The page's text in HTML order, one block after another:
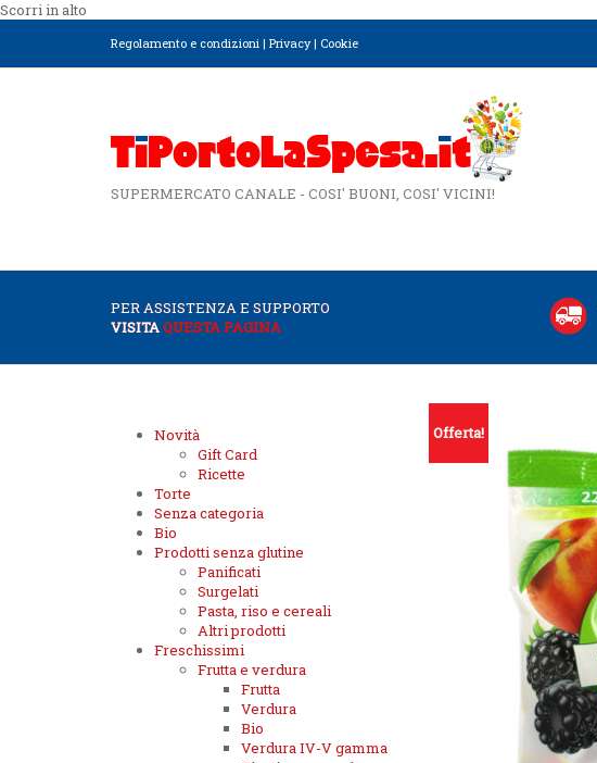
Scorri in alto
Regolamento e condizioni | Privacy| Cookie
SUPERMERCATO CANALE - COSI' BUONI, COSI' VICINI!
PER ASSISTENZA E SUPPORTO
VISITAQUESTA PAGINA
Offerta!
Novità
Gift Card
Ricette
Torte
Senza categoria
Bio
Prodotti senza glutine
Panificati
Surgelati
Pasta, riso e cereali
Altri prodotti
Freschissimi
Frutta e verdura
Frutta
Verdura
Bio
Verdura IV-V gamma